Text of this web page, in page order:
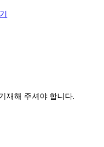
재해 주셔야 합니다.